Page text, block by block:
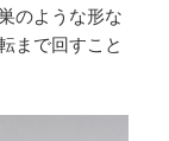
のような形な
まで回すこと